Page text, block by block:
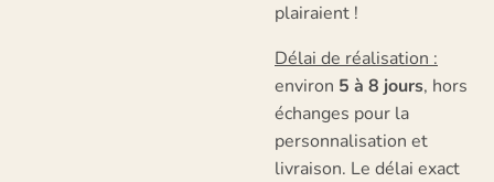
plairaient !
Délai de réalisation :
environ 5 à 8 jours, hors
échanges pour la
personnalisation et
livraison. Le délai exact